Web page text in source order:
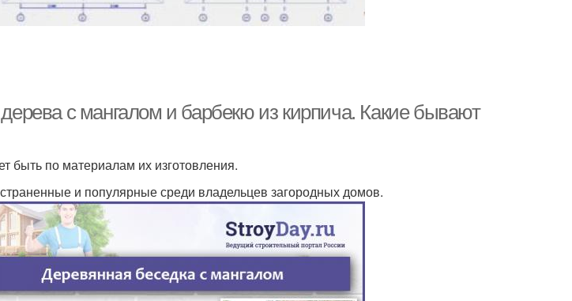
с мангалом и барбекю из кирпича. Какие бывают
быть по материалам их изготовления.
и популярные среди владельцев загородных домов.